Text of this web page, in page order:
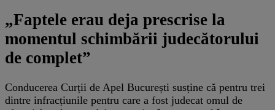
„Faptele erau deja prescrise la
momentul schimbării judecătorului
de complet”
Conducerea Curții de Apel București susține că pentru trei
dintre infracțiunile pentru care a fost judecat omul de